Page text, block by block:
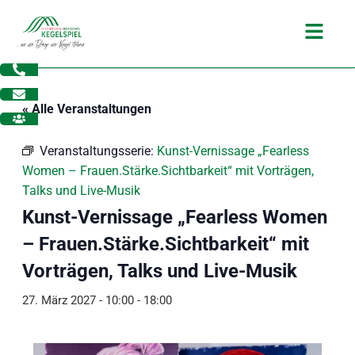
Inhalt
springen
Main
« Alle Veranstaltungen
Veranstaltungsserie: Kunst-Vernissage „Fearless
Women – Frauen.Stärke.Sichtbarkeit“ mit Vorträgen,
Talks und Live-Musik
Kunst-Vernissage „Fearless Women
– Frauen.Stärke.Sichtbarkeit“ mit
Vorträgen, Talks und Live-Musik
27. März 2027 - 10:00- 18:00